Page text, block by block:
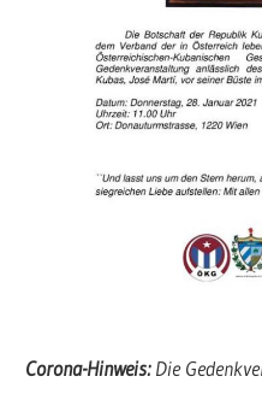
Corona-Hinweis:Die